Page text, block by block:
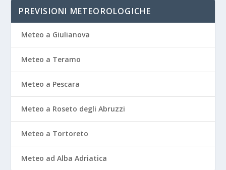
PREVISIONI METEOROLOGICHE
Meteo a Giulianova
Meteo a Teramo
Meteo a Pescara
Meteo a Roseto degli Abruzzi
Meteo a Tortoreto
Meteo ad Alba Adriatica